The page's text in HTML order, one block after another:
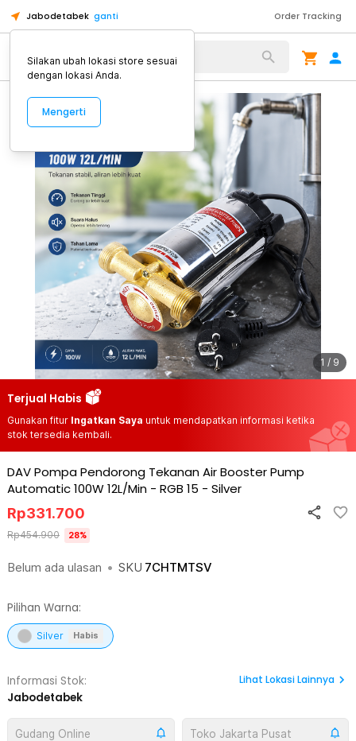
Jabodetabek ganti Order Tracking
Alat Kopi
1 / 9
Terjual Habis
Gunakan fitur Ingatkan Saya untuk mendapatkan informasi ketika
stok tersedia kembali.
DAV Pompa Pendorong Tekanan Air Booster Pump
Automatic 100W 12L/Min - RGB 15 - Silver
Belum ada ulasan • SKU 7CHTMTSV
Rp331.700
Rp454.900 28%
Pilihan Warna:
Silver Habis
Informasi Stok:
Jabodetabek
Lihat Lokasi Lainnya
Gudang Online Toko Jakarta Pusat
Silakan ubah lokasi store sesuai
dengan lokasi Anda.
Mengerti